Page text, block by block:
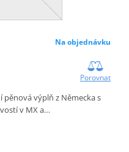
Na objednávku
Porovnat
pěnová výplň z Německa s
v MX a…